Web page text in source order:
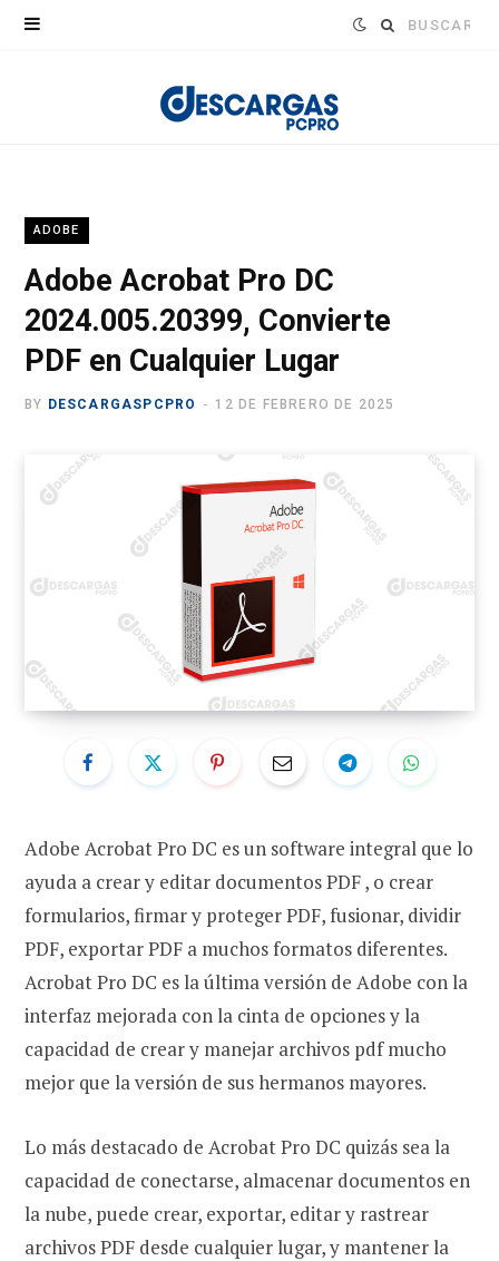
Buscar:
ADOBE
Adobe Acrobat Pro DC
2024.005.20399, Convierte
PDF en Cualquier Lugar
BY DESCARGASPCPRO 12 DE FEBRERO DE 2025
Adobe Acrobat Pro DC es un software integral que lo
ayuda a crear y editar documentos PDF , o crear
formularios, firmar y proteger PDF, fusionar, dividir
PDF, exportar PDF a muchos formatos diferentes.
Acrobat Pro DC es la última versión de Adobe con la
interfaz mejorada con la cinta de opciones y la
capacidad de crear y manejar archivos pdf mucho
mejor que la versión de sus hermanos mayores.
Lo más destacado de Acrobat Pro DC quizás sea la
capacidad de conectarse, almacenar documentos en
la nube, puede crear, exportar, editar y rastrear
archivos PDF desde cualquier lugar, y mantener la